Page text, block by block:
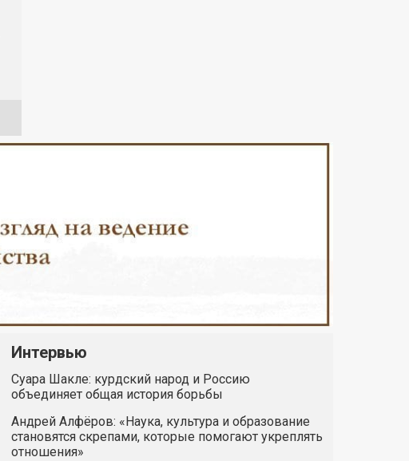
Интервью
Суара Шакле: курдский народ и Россию
объединяет общая история борьбы
Андрей Алфёров: «Наука, культура и образование
становятся скрепами, которые помогают укреплять
отношения»